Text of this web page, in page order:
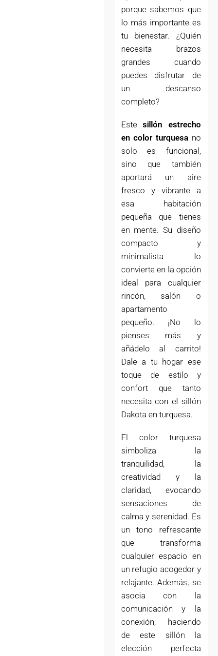
porque sabemos que
lo más importante es
tu bienestar. ¿Quién
necesita brazos
grandes cuando
puedes disfrutar de
un descanso
completo?
Estesillón estrecho
en color turquesa no
solo es funcional,
sino que también
aportará un aire
fresco y vibrante a
esa habitación
pequeña que tienes
en mente. Su diseño
compacto y
minimalista lo
convierte en la opción
ideal para cualquier
rincón, salón o
apartamento
pequeño. ¡No lo
pienses más y
añádelo al carrito!
Dale a tu hogar ese
toque de estilo y
confort que tanto
necesita con el sillón
Dakota en turquesa.
El color turquesa
simboliza la
tranquilidad, la
creatividad y la
claridad, evocando
sensaciones de
calma y serenidad. Es
un tono refrescante
que transforma
cualquier espacio en
un refugio acogedor y
relajante. Además, se
asocia con la
comunicación y la
conexión, haciendo
de este sillón la
elección perfecta